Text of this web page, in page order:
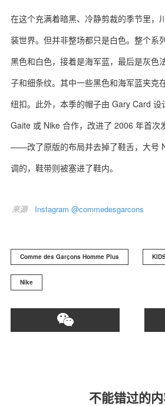
在这个充满着暗黑、冷静剪裁的季节里，
装世界。但并非整场都只是白色。整个系
黑色和白色，接着是海军蓝，最后是灰色
子和细条纹。其中一些黑色和海军蓝夹克
纽扣。此外，本季的帽子由 Gary Card
Gaite 或 Nike 合作，改进了 2006 年首次
——改了原版的布局并去掉了鞋舌，大号
调的，鞋带则被塞进了鞋内。
来源 Instagram @commedesgarcons
Comme des Garçons Homme Plus
Nike
不能错过的